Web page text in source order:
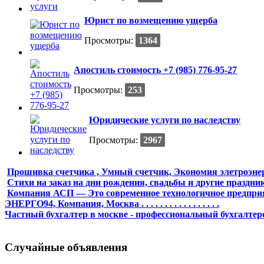
Юрист по возмещению ущерба
Просмотры:
1364
Апостиль стоимость +7 (985) 776-95-27
Просмотры: 253
Юридические услуги по наследству
Просмотры: 2967
Прошивка счетчика , Умный счетчик, Экономия
Стихи на заказ на дни рождения, свадьбы и другие
Компания АСП — Это современное технологичное
ЭНЕРГО94, Компания, Москва . . . . . . . . . . . . . . . . .
Частный бухгалтер в москве - профессиональный
Случайные объявления